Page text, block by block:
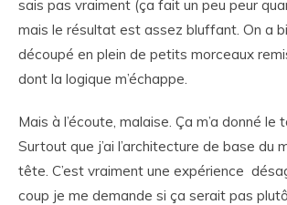
sais pas vraiment (ça fait un peu peur
mais le résultat est assez bluffant. On a
découpé en plein de petits morceaux
dont la logique m’échappe.
Mais à l’écoute, malaise. Ça m’a donné le
Surtout que j’ai l’architecture de base du
tête. C’est vraiment une expérience
coup je me demande si ça serait pas